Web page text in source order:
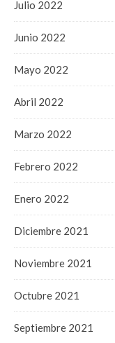
Julio 2022
Junio 2022
Mayo 2022
Abril 2022
Marzo 2022
Febrero 2022
Enero 2022
Diciembre 2021
Noviembre 2021
Octubre 2021
Septiembre 2021